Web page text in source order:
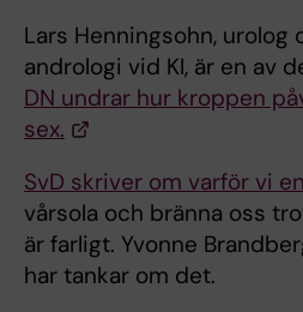
Lars Henningsohn, urolog
andrologi vid KI, är en av
DN undrar hur kroppen
sex.
SvD skriver om varför vi
vårsola och bränna oss
är farligt. Yvonne
har tankar om det.